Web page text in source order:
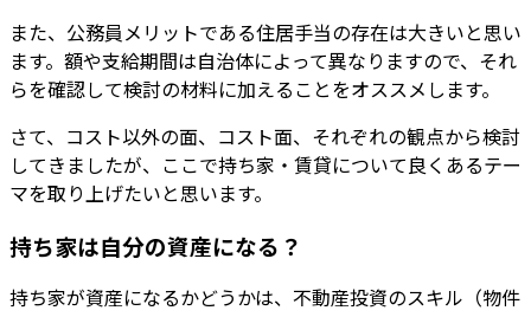
また、公務員メリットである住居手当の存在は大きいと思い
ます。額や支給期間は自治体によって異なりますので、それ
らを確認して検討の材料に加えることをオススメします。
さて、コスト以外の面、コスト面、それぞれの観点から検討
してきましたが、ここで持ち家・賃貸について良くあるテー
マを取り上げたいと思います。
持ち家は自分の資産になる？
持ち家が資産になるかどうかは、不動産投資のスキル（物件